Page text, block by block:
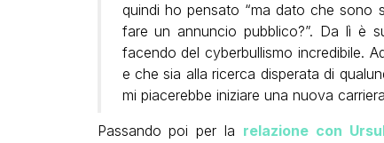
quindi ho pensato “ma dato che sono
fare un annuncio pubblico?”. Da lì è
facendo del cyberbullismo incredibile.
e che sia alla ricerca disperata di
mi piacerebbe iniziare una nuova
Passando poi per la relazione con